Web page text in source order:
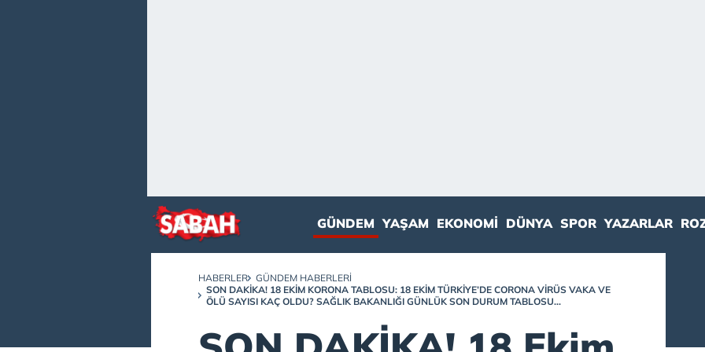
GÜNDEM YAŞAM EKONOMI DÜNYA SPOR YAZARLAR
HABERLER
GÜNDEM HABERLERI
SON DAKİKA! 18 EKIM KORONA TABLOSU: 18 EKIM TÜRKIYE’DE CORONA VIRÜS VAKA VE
ÖLÜ SAYISI KAÇ OLDU? SAĞLIK BAKANLIĞI GÜNLÜK SON DURUM TABLOSU...